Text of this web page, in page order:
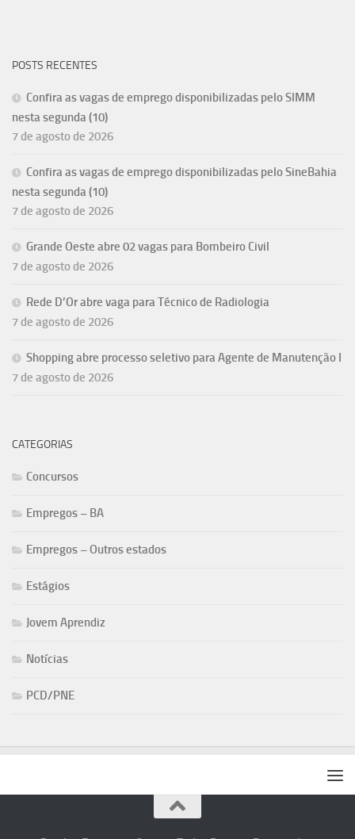
POSTS RECENTES
Confira as vagas de emprego disponibilizadas pelo SIMM
nesta segunda (10)
7 de agosto de 2026
Confira as vagas de emprego disponibilizadas pelo SineBahia
nesta segunda (10)
7 de agosto de 2026
Grande Oeste abre 02 vagas para Bombeiro Civil
7 de agosto de 2026
Rede D’Or abre vaga para Técnico de Radiologia
7 de agosto de 2026
Shopping abre processo seletivo para Agente de Manutenção I
7 de agosto de 2026
CATEGORIAS
Concursos
Empregos – BA
Empregos – Outros estados
Estágios
Jovem Aprendiz
Notícias
PCD/PNE